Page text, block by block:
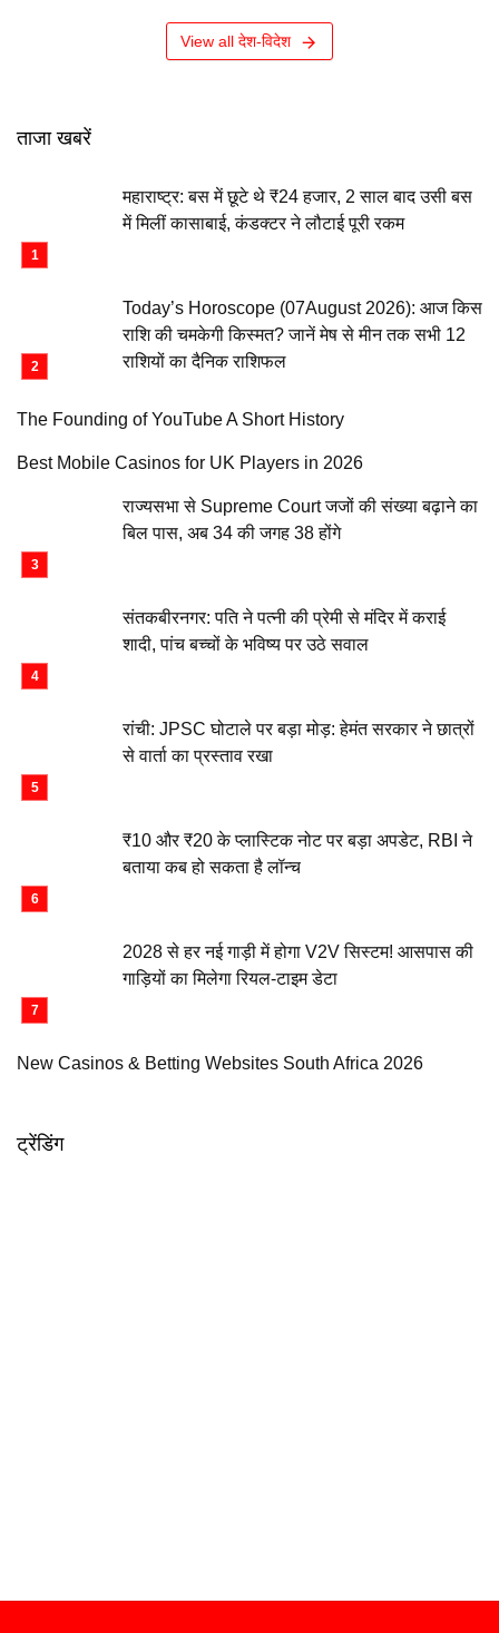
View all देश-विदेश
ताजा खबरें
महाराष्ट्र: बस में छूटे थे ₹24 हजार, 2 साल बाद उसी बस
में मिलीं कासाबाई, कंडक्टर ने लौटाई पूरी रकम
Today’s Horoscope (07August 2026): आज किस
राशि की चमकेगी किस्मत? जानें मेष से मीन तक सभी 12
राशियों का दैनिक राशिफल
The Founding of YouTube A Short History
Best Mobile Casinos for UK Players in 2026
राज्यसभा से Supreme Court जजों की संख्या बढ़ाने का
बिल पास, अब 34 की जगह 38 होंगे
संतकबीरनगर: पति ने पत्नी की प्रेमी से मंदिर में कराई
शादी, पांच बच्चों के भविष्य पर उठे सवाल
रांची: JPSC घोटाले पर बड़ा मोड़: हेमंत सरकार ने छात्रों
से वार्ता का प्रस्ताव रखा
₹10 और ₹20 के प्लास्टिक नोट पर बड़ा अपडेट, RBI ने
बताया कब हो सकता है लॉन्च
2028 से हर नई गाड़ी में होगा V2V सिस्टम! आसपास की
गाड़ियों का मिलेगा रियल-टाइम डेटा
New Casinos & Betting Websites South Africa 2026
ट्रेंडिंग